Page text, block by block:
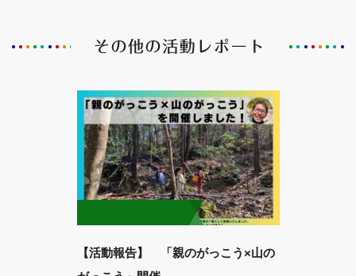
【活動報告】 「親のがっこう×山の